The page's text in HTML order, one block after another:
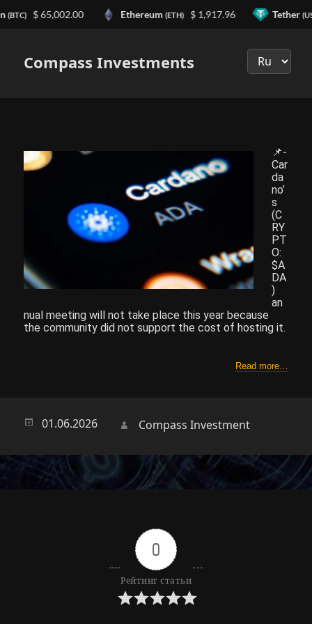
Compass Investments
📌-
Car
da
no’
s
(C
RY
PT
O:
$A
DA
)
an
nual meeting will not take place this year because
the community did not support the cost of hosting it.
Read more…
01.06.2026 Автор
Compass Investment
0
Рейтинг статьи
(BTC) $ 65,002.00 Ethereum (ETH) $ 1,917.96 Tether